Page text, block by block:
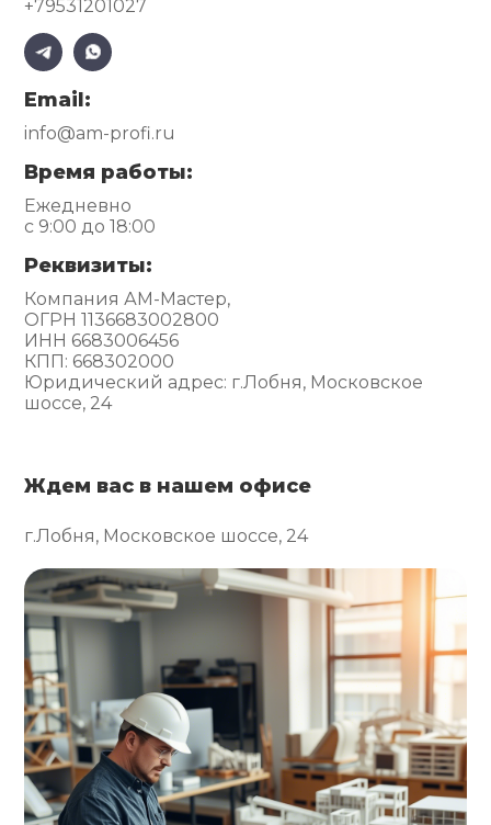
+79531201027
Email:
info@am-profi.ru
Время работы:
Ежедневно
с 9:00 до 18:00
Реквизиты:
Компания АМ-Мастер,
ОГРН 1136683002800
ИНН 6683006456
КПП: 668302000
Юридический адрес: г.Лобня, Московское
шоссе, 24
Ждем вас в нашем офисе
г.Лобня, Московское шоссе, 24